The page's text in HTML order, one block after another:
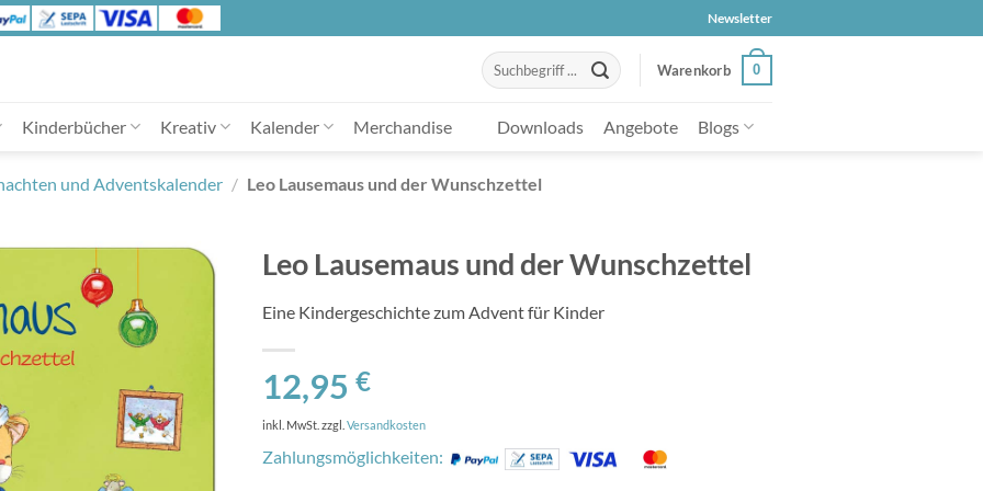
Newsletter
Suche
nach:
Warenkorb 0
Kinderbücher Kreativ Kalender Merchandise Downloads Angebote Blogs
und Adventskalender / Leo Lausemaus und der Wunschzettel
Leo Lausemaus und der Wunschzettel
Eine Kindergeschichte zum Advent für Kinder
12,95 €
inkl. MwSt. zzgl. Versandkosten
Zahlungsmöglichkeiten: